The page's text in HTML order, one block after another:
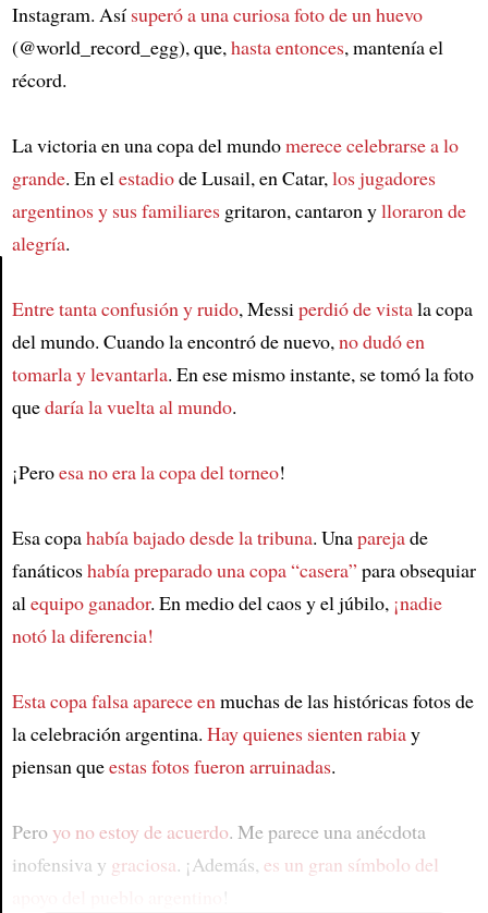
Article
Instagram. Así superó a una curiosa foto de un huevo
(@world_record_egg), que,hasta entonces, mantenía el
récord.
La victoria en una copa del mundomerece celebrarse a lo
grande. En elestadiode Lusail, en Catar,los jugadores
argentinos y sus familiaresgritaron, cantaron ylloraron de
alegría.
Entre tanta confusión y ruido, Messiperdió de vistala copa
del mundo. Cuando la encontró de nuevo,no dudó en
tomarla y levantarla. En ese mismo instante, se tomó la foto
quedaría la vuelta al mundo.
¡Peroesa no era la copa del torneo!
Esa copahabía bajado desde la tribuna. Unaparejade
fanáticoshabía preparado una copa “casera” para obsequiar
alequipo ganador. En medio del caos y el júbilo, ¡nadie
notó la diferencia!
Esta copa falsa aparece enmuchas de las históricas fotos de
la celebración argentina. Hay quienes sienten rabiay
piensan queestas fotos fueron arruinadas.
Peroyo no estoy de acuerdo. Me parece una anécdota
inofensiva y graciosa. ¡Además, es un gran símbolo del